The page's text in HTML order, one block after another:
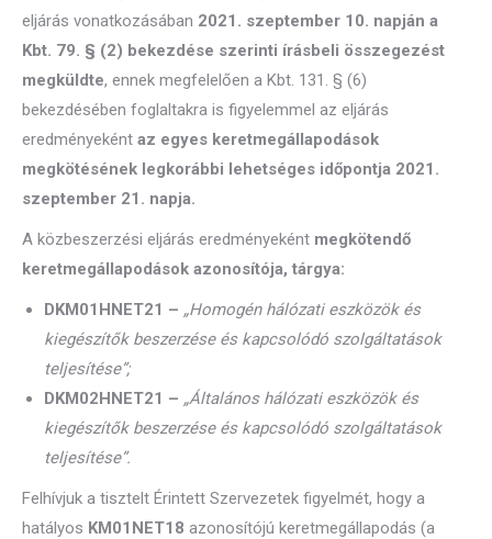
eljárás vonatkozásában 2021. szeptember 10. napján a
Kbt. 79. § (2) bekezdése szerinti írásbeli összegezést
megküldte, ennek megfelelően a Kbt. 131. § (6)
bekezdésében foglaltakra is figyelemmel az eljárás
eredményeként az egyes keretmegállapodások
megkötésének legkorábbi lehetséges időpontja 2021.
szeptember 21. napja.
A közbeszerzési eljárás eredményeként megkötendő
keretmegállapodások azonosítója, tárgya:
DKM01HNET21 – „Homogén hálózati eszközök és
kiegészítők beszerzése és kapcsolódó szolgáltatások
teljesítése”;
DKM02HNET21 – „Általános hálózati eszközök és
kiegészítők beszerzése és kapcsolódó szolgáltatások
teljesítése”.
Felhívjuk a tisztelt Érintett Szervezetek figyelmét, hogy a
hatályos KM01NET18 azonosítójú keretmegállapodás (a